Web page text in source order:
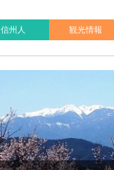
信州人
観光情報